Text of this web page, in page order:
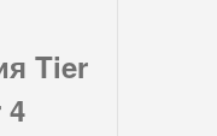
Tier
4